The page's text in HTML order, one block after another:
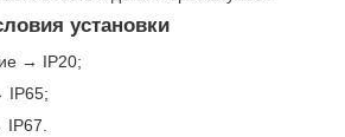
установки
→ IP20;
IP65;